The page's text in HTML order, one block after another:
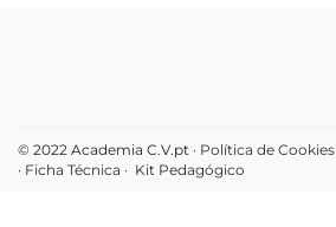
© 2022 Academia C.V.pt · Política de Cookies
· Ficha Técnica · Kit Pedagógico